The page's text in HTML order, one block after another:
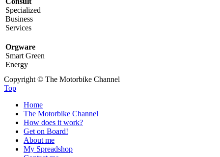
Specialized
Business
Services
Orgware
Smart Green
Energy
Copyright © The Motorbike Channel
Top
Home
The Motorbike Channel
How does it work?
Get on Board!
About me
My Spreadshop